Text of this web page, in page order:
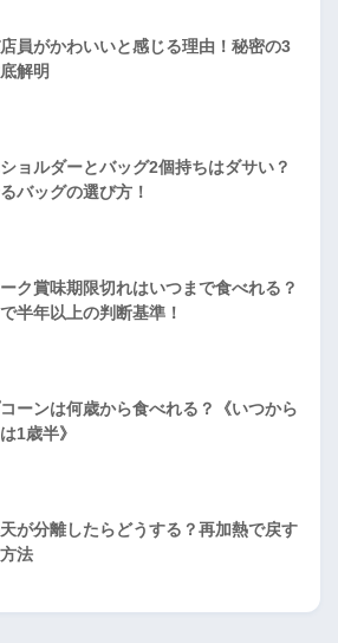
員がかわいいと感じる理由！秘密の3
解明
ョルダーとバッグ2個持ちはダサい？
バッグの選び方！
ク賞味期限切れはいつまで食べれる？
半年以上の判断基準！
ーンは何歳から食べれる？《いつから
1歳半》
が分離したらどうする？再加熱で戻す
法